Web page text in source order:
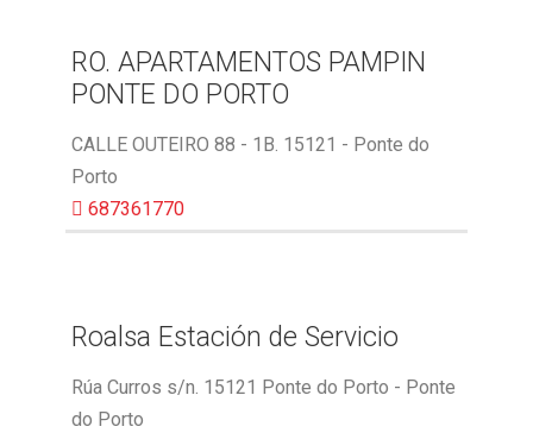
RO. APARTAMENTOS PAMPIN
PONTE DO PORTO
CALLE OUTEIRO 88 - 1B. 15121 - Ponte do
Porto
687361770
Roalsa Estación de Servicio
Rúa Curros s/n. 15121 Ponte do Porto - Ponte
do Porto